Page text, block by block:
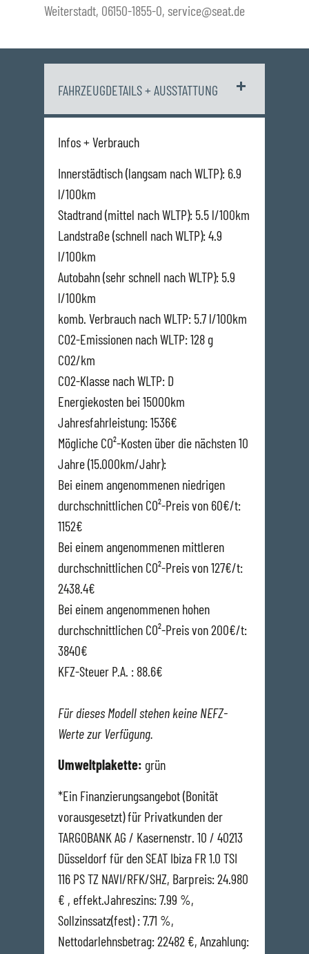
Weiterstadt, 06150-1855-0, service@seat.de
FAHRZEUGDETAILS + AUSSTATTUNG
Infos + Verbrauch
Innerstädtisch (langsam nach WLTP): 6.9
l/100km
Stadtrand (mittel nach WLTP): 5.5 l/100km
Landstraße (schnell nach WLTP): 4.9
l/100km
Autobahn (sehr schnell nach WLTP): 5.9
l/100km
komb. Verbrauch nach WLTP: 5.7 l/100km
CO2-Emissionen nach WLTP: 128 g
CO2/km
CO2-Klasse nach WLTP: D
Energiekosten bei 15000km
Jahresfahrleistung: 1536€
Mögliche CO²-Kosten über die nächsten 10
Jahre (15.000km/Jahr):
Bei einem angenommenen niedrigen
durchschnittlichen CO²-Preis von 60€/t:
1152€
Bei einem angenommenen mittleren
durchschnittlichen CO²-Preis von 127€/t:
2438.4€
Bei einem angenommenen hohen
durchschnittlichen CO²-Preis von 200€/t:
3840€
KFZ-Steuer P.A. : 88.6€
Für dieses Modell stehen keine NEFZ-
Werte zur Verfügung.
Umweltplakette: grün
*Ein Finanzierungsangebot (Bonität
vorausgesetzt) für Privatkunden der
TARGOBANK AG / Kasernenstr. 10 / 40213
Düsseldorf für den SEAT Ibiza FR 1.0 TSI
116 PS TZ NAVI/RFK/SHZ, Barpreis: 24.980
€ , effekt.Jahreszins: 7.99 %,
Sollzinssatz(fest) : 7.71 %,
Nettodarlehnsbetrag: 22482 €, Anzahlung: